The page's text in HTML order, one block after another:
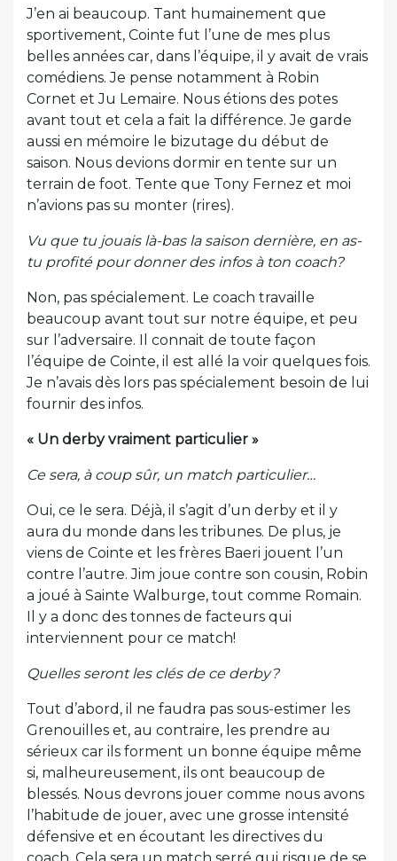
J’en ai beaucoup. Tant humainement que
sportivement, Cointe fut l’une de mes plus
belles années car, dans l’équipe, il y avait de vrais
comédiens. Je pense notamment à Robin
Cornet et Ju Lemaire. Nous étions des potes
avant tout et cela a fait la différence. Je garde
aussi en mémoire le bizutage du début de
saison. Nous devions dormir en tente sur un
terrain de foot. Tente que Tony Fernez et moi
n’avions pas su monter (rires).
Vu que tu jouais là-bas la saison dernière, en as-
tu profité pour donner des infos à ton coach?
Non, pas spécialement. Le coach travaille
beaucoup avant tout sur notre équipe, et peu
sur l’adversaire. Il connait de toute façon
l’équipe de Cointe, il est allé la voir quelques fois.
Je n’avais dès lors pas spécialement besoin de lui
fournir des infos.
« Un derby vraiment particulier »
Ce sera, à coup sûr, un match particulier…
Oui, ce le sera. Déjà, il s’agit d’un derby et il y
aura du monde dans les tribunes. De plus, je
viens de Cointe et les frères Baeri jouent l’un
contre l’autre. Jim joue contre son cousin, Robin
a joué à Sainte Walburge, tout comme Romain.
Il y a donc des tonnes de facteurs qui
interviennent pour ce match!
Quelles seront les clés de ce derby?
Tout d’abord, il ne faudra pas sous-estimer les
Grenouilles et, au contraire, les prendre au
sérieux car ils forment un bonne équipe même
si, malheureusement, ils ont beaucoup de
blessés. Nous devrons jouer comme nous avons
l’habitude de jouer, avec une grosse intensité
défensive et en écoutant les directives du